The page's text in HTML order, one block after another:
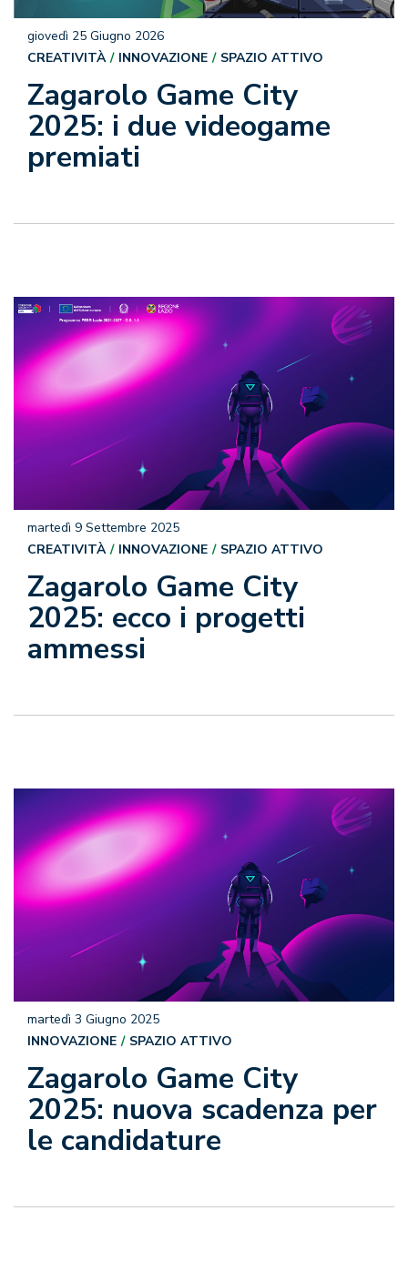
Zagarolo Game City
2025: i due videogame
premiati
giovedì 25 Giugno 2026
CREATIVITÀ
INNOVAZIONE SPAZIO ATTIVO
Zagarolo Game City
2025: ecco i progetti
ammessi
martedì 9 Settembre 2025
CREATIVITÀ
INNOVAZIONE SPAZIO ATTIVO
Zagarolo Game City
2025: nuova scadenza per
le candidature
martedì 3 Giugno 2025
INNOVAZIONE
SPAZIO ATTIVO